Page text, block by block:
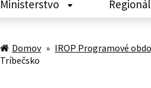
Ministerstvo
Domov » IROP Programové
Tríbečsko